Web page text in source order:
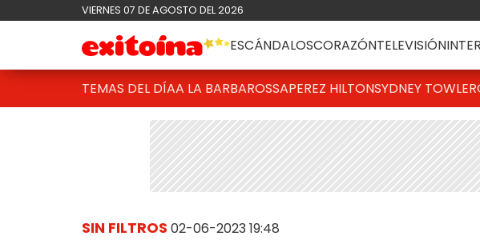
VIERNES 07 DE AGOSTO DEL 2026
ESCÁNDALOSCORAZÓNTELEVISIÓN
TEMAS DEL DÍAA LA BARBAROSSAPEREZ HILTONSYDNEY TOWLE
SIN FILTROS 02-06-2023 19:48